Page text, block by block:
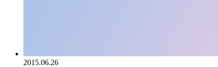
2015.06.26